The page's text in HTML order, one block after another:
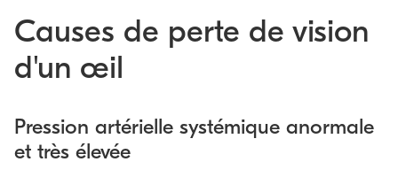
Causes de perte de vision
d'un œil
Pression artérielle systémique anormale
et très élevée